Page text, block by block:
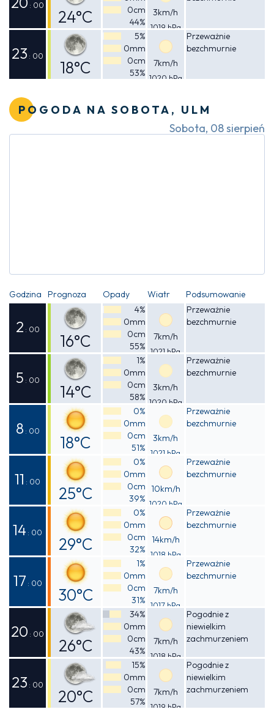
: 00
24°C
Odczuwalna
23°C
0cm
44%
3km/h
1019 hPa
23 : 00
18°C
5%
0mm
0cm
53%
7km/h
1020 hPa
Przeważnie
bezchmurnie
POGODA NA SOBOTA, ULM
Sobota, 08 sierpień
Godzina Prognoza Opady Wiatr Podsumowanie
2 : 00
16°C
Odczuwalna
15°C
4%
0mm
0cm
55%
7km/h
1021 hPa
Przeważnie
bezchmurnie
5 : 00
14°C
Odczuwalna
13°C
1%
0mm
0cm
58%
3km/h
1020 hPa
Przeważnie
bezchmurnie
8 : 00
18°C
Odczuwalna
17°C
0%
0mm
0cm
51%
3km/h
1021 hPa
Przeważnie
bezchmurnie
11 : 00
25°C
Odczuwalna
24°C
0%
0mm
0cm
39%
10km/h
1020 hPa
Przeważnie
bezchmurnie
14 : 00
29°C
Odczuwalna
28°C
0%
0mm
0cm
32%
14km/h
1018 hPa
Przeważnie
bezchmurnie
17 : 00
30°C
Odczuwalna
29°C
1%
0mm
0cm
31%
7km/h
1017 hPa
Przeważnie
bezchmurnie
20 : 00
26°C
Odczuwalna
25°C
34%
0mm
0cm
43%
7km/h
1018 hPa
Pogodnie z
niewielkim
zachmurzeniem
23 : 00
20°C
15%
0mm
0cm
57%
7km/h
1019 hPa
Pogodnie z
niewielkim
zachmurzeniem